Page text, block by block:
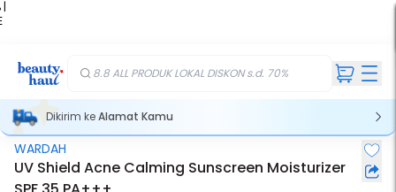
|
8.8 ALL PRODUK LOKAL DISKON s.d. 70%
Dikirim keAlamat Kamu
WARDAH
UV Shield Acne Calming Sunscreen Moisturizer